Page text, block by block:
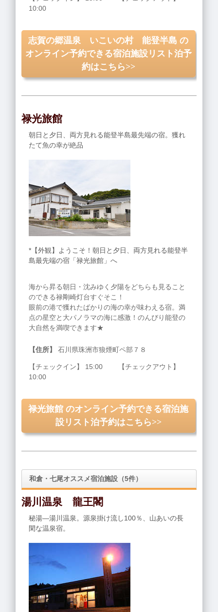
10:00
志賀の郷温泉 いこいの村 能登半島 の
オンライン予約できる宿泊施設リスト泊予
約はこちら>>
禄光旅館
朝日と夕日、両方見れる能登半島最先端の宿。獲れ
たて魚の幸が絶品
*【外観】ようこそ！朝日と夕日、両方見れる能登半
島最先端の宿「禄光旅館」へ
海から昇る朝日・沈みゆく夕陽をどちらも見ること
のできる禄剛崎灯台すぐそこ！
眼前の港で獲れたばかりの海の幸が味わえる宿。満
点の星空と大パノラマの海に感激！のんびり能登の
大自然を満喫できます★
【住所】 石川県珠洲市狼煙町ペ部７８
【チェックイン】 15:00 【チェックアウト】
10:00
禄光旅館 のオンライン予約できる宿泊施
設リスト泊予約はこちら>>
和倉・七尾オススメ宿泊施設（5件）
湯川温泉 龍王閣
秘湯―湯川温泉。源泉掛け流し100％、山あいの長
閑な温泉宿。